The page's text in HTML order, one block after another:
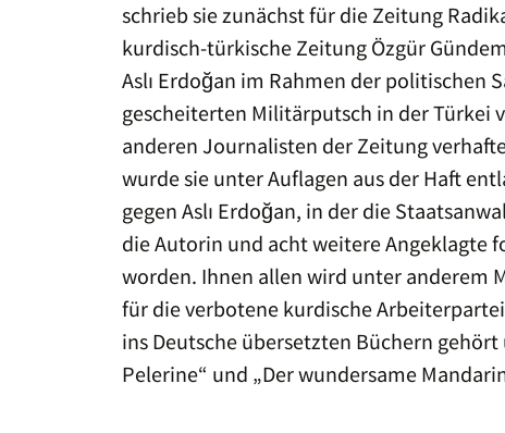
schrieb sie zunächst für die Zeitung
kurdisch-türkische Zeitung Özgür
Aslı Erdoğan im Rahmen der politischen
gescheiterten Militärputsch in der Türkei
anderen Journalisten der Zeitung
wurde sie unter Auflagen aus der Haft
gegen Aslı Erdoğan, in der die
die Autorin und acht weitere Angeklagte
worden. Ihnen allen wird unter anderem
für die verbotene kurdische
ins Deutsche übersetzten Büchern
Pelerine“ und „Der wundersame